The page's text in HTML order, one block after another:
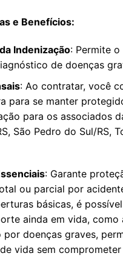
e Benefícios:
Indenização: Permite
de doenças
: Ao contratar, você
para se manter
para os associados
São Pedro do Sul/RS,
: Garante
ou parcial por
básicas, é
ainda em vida, como
por doenças graves,
vida sem